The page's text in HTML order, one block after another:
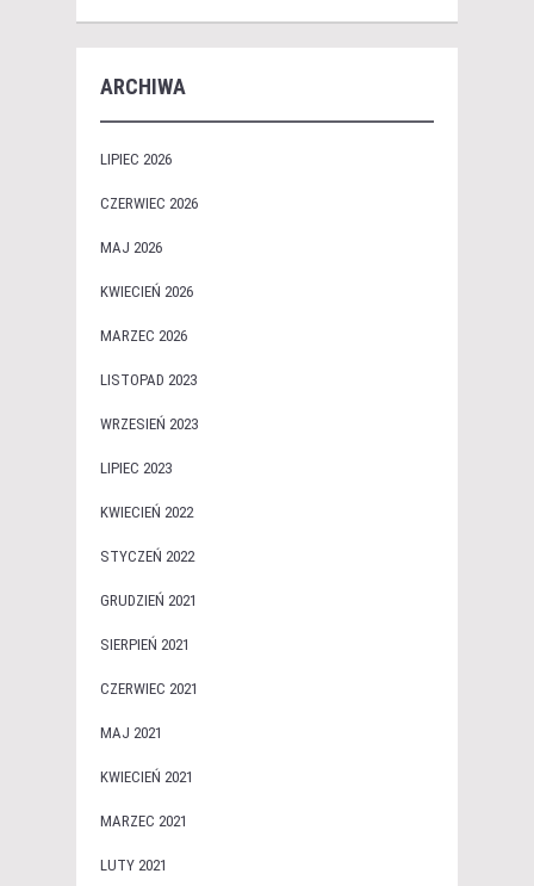
ARCHIWA
LIPIEC 2026
CZERWIEC 2026
MAJ 2026
KWIECIEŃ 2026
MARZEC 2026
LISTOPAD 2023
WRZESIEŃ 2023
LIPIEC 2023
KWIECIEŃ 2022
STYCZEŃ 2022
GRUDZIEŃ 2021
SIERPIEŃ 2021
CZERWIEC 2021
MAJ 2021
KWIECIEŃ 2021
MARZEC 2021
LUTY 2021